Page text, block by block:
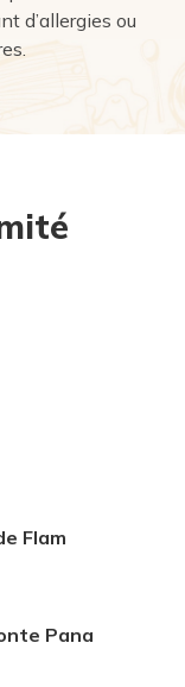
d’allergies ou
Flam
Pana